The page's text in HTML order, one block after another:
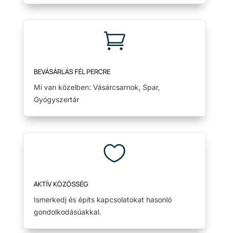

BEVÁSÁRLÁS FÉL PERCRE
Mi van közelben: Vásárcsarnok, Spar,
Gyógyszertár

AKTÍV KÖZÖSSÉG
Ismerkedj és építs kapcsolatokat hasonló
gondolkodásúakkal.